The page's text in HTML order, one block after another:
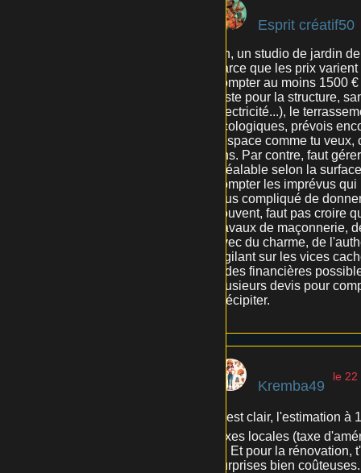
Esprit créatif50
Ah, un studio de jardin
parce que les prix
compter au moins 1500
juste pour la structure,
électricité...), le
écologiques, prévois
l'espace comme tu
ans. Par contre, faut
préalable selon la
compter les imprévus
plus compliqué de
souvent, faut pas croire
travaux de maçonnerie,
avec du charme, de
vigilant sur les vices
aides financières
plusieurs devis pour
précipiter.
Kremba49
le 22
C'est clair, l'estimation
taxes locales (taxe
💸 Et pour la
surprises bien